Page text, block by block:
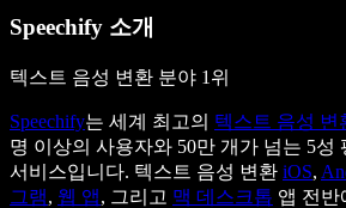
Speechify 소개
텍스트 음성 변환 분야 1위
Speechify는 세계 최고의 텍스트 음성 변
명 이상의 사용자와 50만 개가 넘는 5성
서비스입니다. 텍스트 음성 변환 iOS,
그램, 웹 앱, 그리고 맥 데스크톱 앱 전반